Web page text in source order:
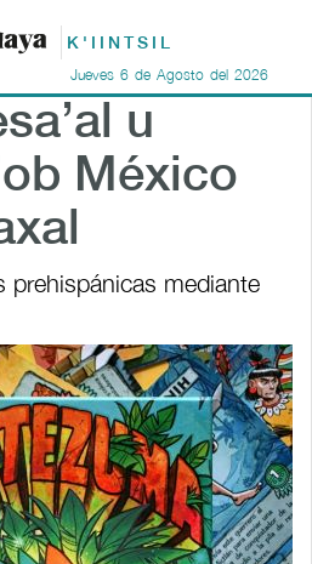
K'IINTSIL
Jueves 6 de Agosto del 2026
u
México
prehispánicas mediante